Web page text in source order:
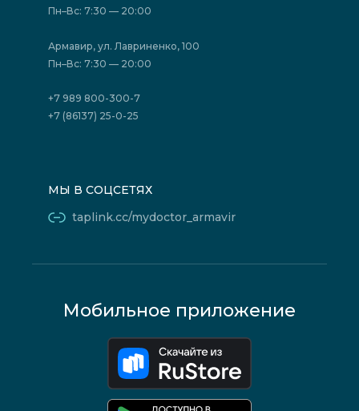
Политика конфиденциальности
Акции
Отзывы
Государственные программы
Юридическим лицам
Пн–Вс: 7:30 — 20:00
Армавир, ул. Лавриненко, 100
Пн–Вс: 7:30 — 20:00
+7 989 800-300-7
+7 (86137) 25-0-25
МЫ В СОЦСЕТЯХ
taplink.cc/mydoctor_armavir
Мобильное приложение